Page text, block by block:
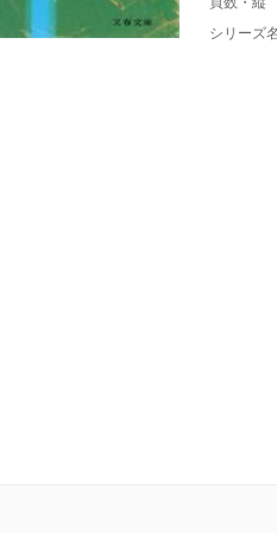
シリーズ名